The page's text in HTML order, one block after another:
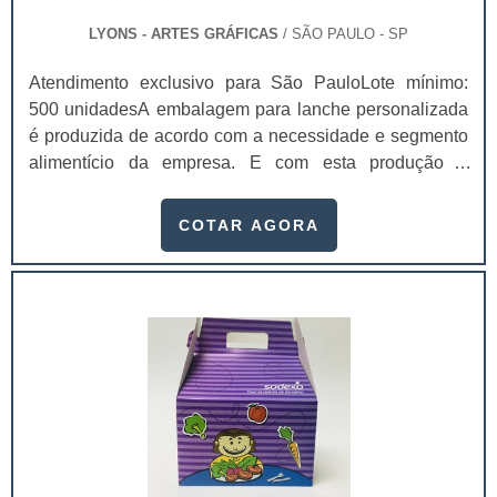
funcionalidade;Identidade;Personalidade;Fidelidade à
outras palavras, além de proporcionar um ótimo
designer para compor o item, as cartelas skin
padronizadas, ainda promovem funcionalidades, que
se tornam essenciais para as empresas que buscam
necessitar dos serviços de um distribuidor de cartelas
skin padronizada, opte por empresas que ofereçam um
atendimento diferenciado e com propostas que
em relação aos seus produtos..
mais usado é o calendário gregoriano.
LYONS - ARTES GRÁFICAS / SÃO PAULO - SP
Atendimento exclusivo para São PauloLote mínimo:
500 unidadesA embalagem para lanche personalizada
é produzida de acordo com a necessidade e segmento
alimentício da empresa. E com esta produção é
visto que a comunicação investida na embalagem
as vendas. Com as embalagens para lanche
sofisticado, cada vez mais próximo de grandes redes
de fast-foods. Além disso, é possível fazer com que sua
marca seja ainda mais reconhecida e acabe tornando-
se em um produto mais competitivo dentre os
concorrentes.Um dos benefícios das embalagens para
lanches personalizadas é que elas reduzem o custo
com divulgação que envolva terceiros, como por
COTAR AGORA